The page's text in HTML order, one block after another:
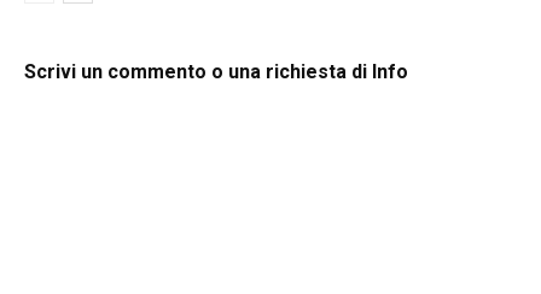
Scrivi un commento o una richiesta di Info